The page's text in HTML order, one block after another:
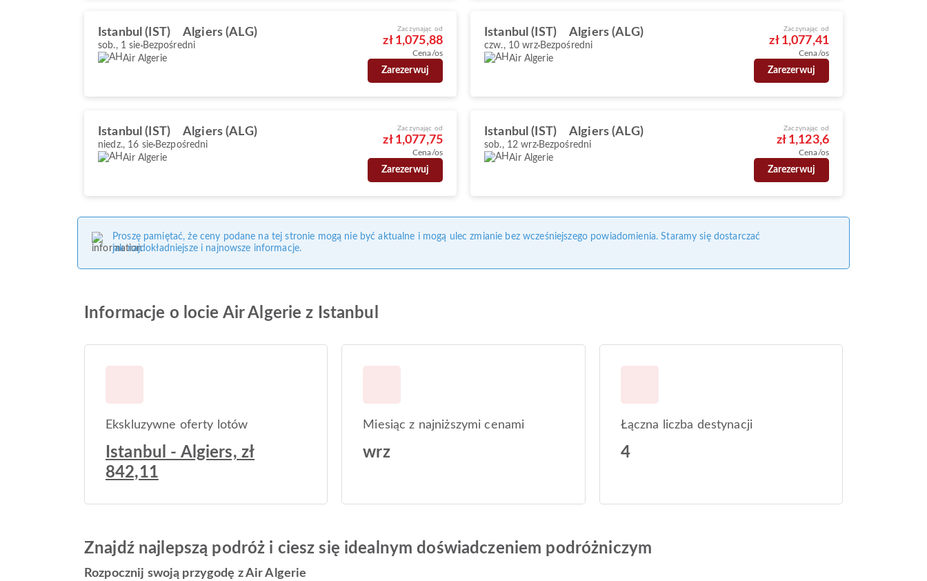
Istanbul (IST) Algiers (ALG)
sob., 1 sie Bezpośredni
Air Algerie
Zaczynając od
zł 1,075,88
Cena/os
Zarezerwuj
Istanbul (IST) Algiers (ALG)
czw., 10 wrz Bezpośredni
Air Algerie
Zaczynając od
zł 1,077,41
Cena/os
Zarezerwuj
Istanbul (IST) Algiers (ALG)
niedz., 16 sie Bezpośredni
Air Algerie
Zaczynając od
zł 1,077,75
Cena/os
Zarezerwuj
Istanbul (IST) Algiers (ALG)
sob., 12 wrz Bezpośredni
Air Algerie
Zaczynając od
zł 1,123,6
Cena/os
Zarezerwuj
Proszę pamiętać, że ceny podane na tej stronie mogą nie być aktualne i mogą ulec zmianie bez wcześniejszego powiadomienia. Staramy się dostarczać
jak najdokładniejsze i najnowsze informacje.
Informacje o locie Air Algerie z Istanbul
Ekskluzywne oferty lotów
Istanbul - Algiers, zł
842,11
Miesiąc z najniższymi cenami
wrz
Łączna liczba destynacji
4
Znajdź najlepszą podróż i ciesz się idealnym doświadczeniem podróżniczym
Rozpocznij swoją przygodę z Air Algerie